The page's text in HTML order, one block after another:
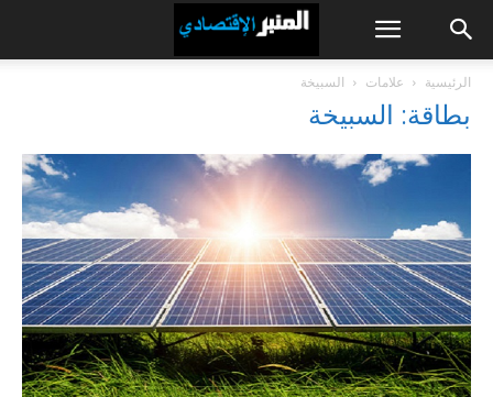
الرئيسية علامات السبيخة
بطاقة: السبيخة